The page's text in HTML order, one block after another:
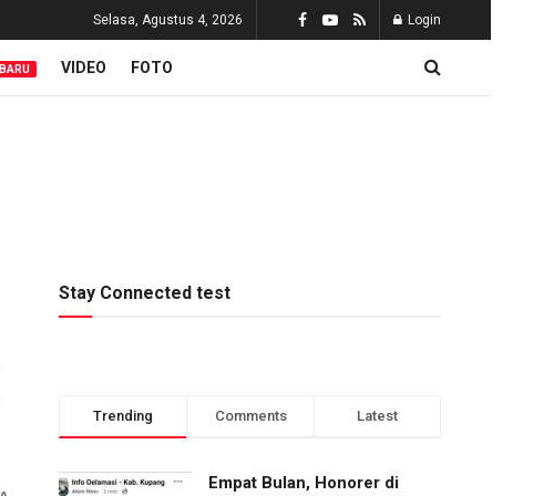
Selasa, Agustus 4, 2026 Login
BARU VIDEO FOTO
Stay Connected test
Trending Comments Latest
Empat Bulan, Honorer di